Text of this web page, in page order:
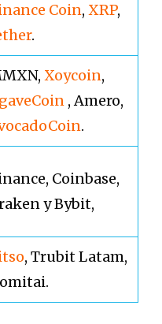
Coin, XRP,
.
Xoycoin,
, Amero,
.
Coinbase,
y Bybit,
, Trubit Latam,